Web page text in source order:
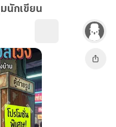
นักเขียน